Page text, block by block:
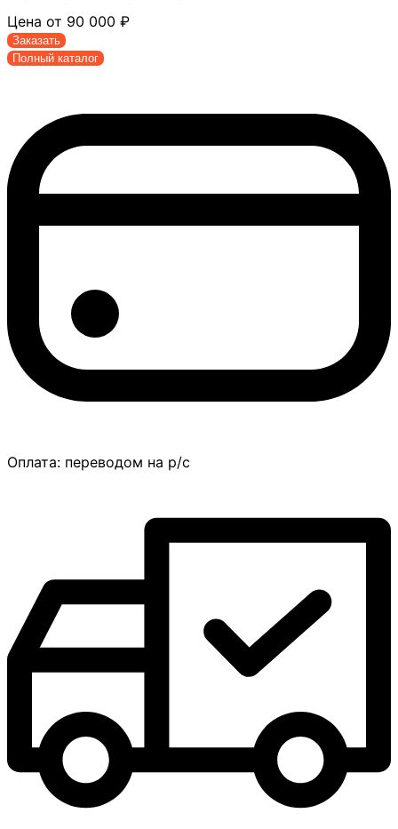
Цена от 90 000 ₽
Заказать
Полный каталог
Оплата: переводом на р/с